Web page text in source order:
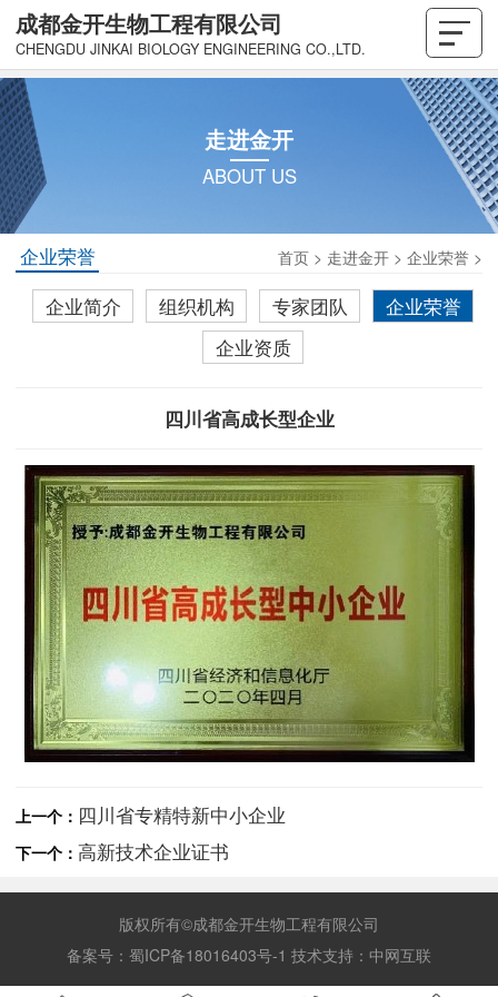
成都金开生物工程有限公司
CHENGDU JINKAI BIOLOGY ENGINEERING CO.,LTD.
走进金开
ABOUT US
企业荣誉 首页 > 走进金开 > 企业荣誉 >
企业简介 组织机构 专家团队
企业荣誉
企业资质
四川省高成长型企业
上一个： 四川省专精特新中小企业
下一个： 高新技术企业证书
版权所有©成都金开生物工程有限公司
备案号： 蜀ICP备18016403号-1 技术支持： 中网互联